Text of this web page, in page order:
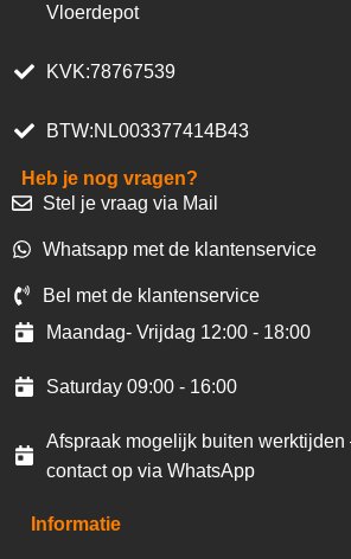
Vloerdepot
KVK:78767539
BTW:NL003377414B43
Heb je nog vragen?
Stel je vraag via Mail
Whatsapp met de klantenservice
Bel met de klantenservice
Maandag- Vrijdag 12:00 - 18:00
Saturday 09:00 - 16:00
Afspraak mogelijk buiten werktijden
contact op via WhatsApp
Informatie